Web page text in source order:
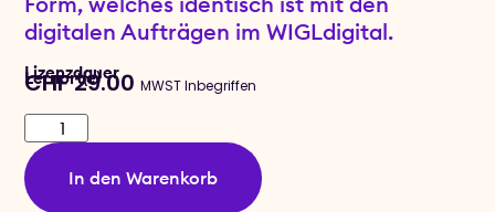
digitalen Aufträgen im WIGLdigital.
Lizenzdauer
Lernort(e)
CHF29.00 MWST Inbegriffen
In den Warenkorb